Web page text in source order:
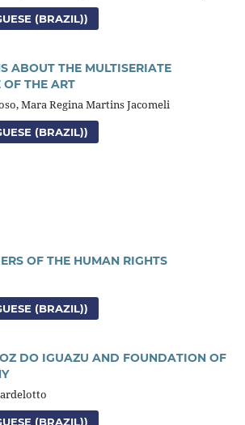
(BRAZIL))
ABOUT THE MULTISERIATE
OF THE ART
Mara Regina Martins Jacomeli
(BRAZIL))
OF THE HUMAN RIGHTS
(BRAZIL))
DO IGUAZU AND FOUNDATION OF
(BRAZIL))